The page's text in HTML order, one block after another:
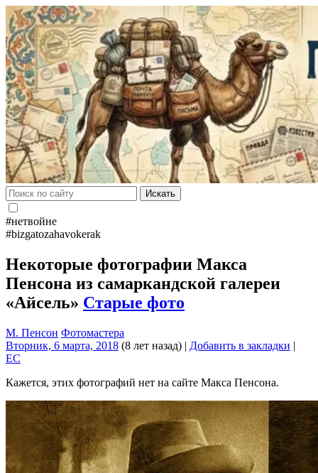
Искать
#нетвойне
#bizgatozahavokerak
Некоторые фотографии Макса
Пенсона из самаркандской галереи
«Айсель» Старые фото
М. Пенсон Фотомастера
Вторник, 6 марта, 2018 (8 лет назад) | Добавить в закладки |
EC
Кажется, этих фотографий нет на сайте Макса Пенсона.